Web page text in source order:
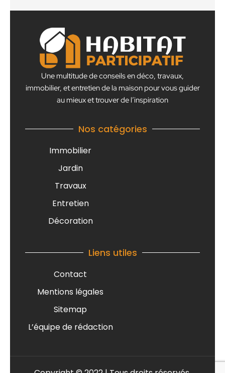
Une multitude de conseils en déco, travaux,
immobilier, et entretien de la maison pour vous guider
au mieux et trouver de l’inspiration
Nos catégories
Immobilier
Jardin
Travaux
Entretien
Décoration
Liens utiles
Contact
Mentions légales
Sitemap
L’équipe de rédaction